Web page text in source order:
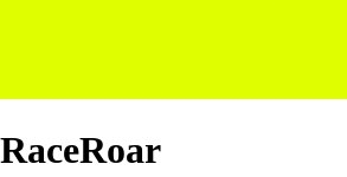
RaceRoar